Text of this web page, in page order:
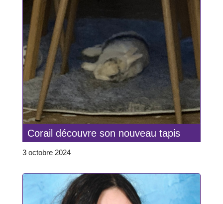
Corail découvre son nouveau tapis
3 octobre 2024